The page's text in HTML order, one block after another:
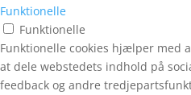
Funktionelle
Funktionelle
Funktionelle cookies hjælper med
at dele webstedets indhold på
feedback og andre